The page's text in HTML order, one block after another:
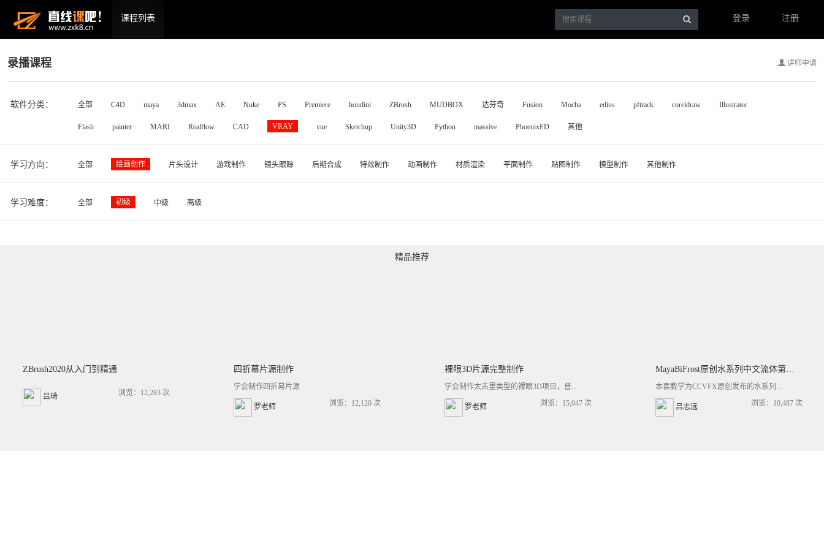
课程列表 登录 注册
录播课程 讲师申请
软件分类： 全部 C4D maya 3dmax AE Nuke PS Premiere houdini ZBrush MUDBOX 达芬奇 Fusion Mocha edius pftrack coreldraw Illustrator
Flash painter MARI Realflow CAD VRAY vue Sketchup Unity3D Python massive PhoenixFD 其他
学习方向： 全部 绘画创作 片头设计 游戏制作 镜头跟踪 后期合成 特效制作 动画制作 材质渲染 平面制作 贴图制作 模型制作 其他制作
学习难度： 全部 初级 中级 高级
精品推荐
ZBrush2020从入门到精通
吕琦 浏览：12,283 次
四折幕片源制作
学会制作四折幕片源
罗老师 浏览：12,120 次
裸眼3D片源完整制作
学会制作太古里类型的裸眼3D项目，普...
罗老师 浏览：15,047 次
MayaBiFrost原创水系列中文流体第三套BF基础/高阶案例全流程教学
本套教学为CCVFX原创发布的水系列...
吕志远 浏览：10,487 次